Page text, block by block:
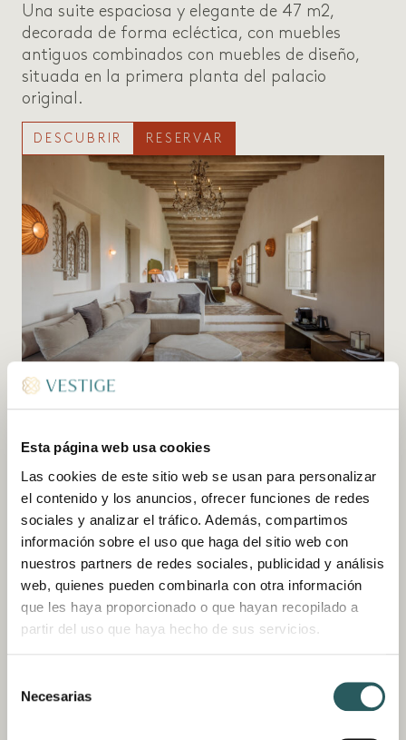
Esta página web usa cookies
Las cookies de este sitio web se usan para personalizar
el contenido y los anuncios, ofrecer funciones de redes
sociales y analizar el tráfico. Además, compartimos
información sobre el uso que haga del sitio web con
nuestros partners de redes sociales, publicidad y análisis
web, quienes pueden combinarla con otra información
que les haya proporcionado o que hayan recopilado a
partir del uso que haya hecho de sus servicios.
Necesarias
Una suite espaciosa y elegante de 47 m2,
decorada de forma ecléctica, con muebles
antiguos combinados con muebles de diseño,
situada en la primera planta del palacio
original.
DESCUBRIR RESERVAR
2 HUÉSPEDES | 118 M2
El marés (arenisca) original de Menorca y las
antiguas vigas de madera crean un ambiente
armonioso en esta gran suite de 118 m2, situada
en el edificio principal.
DESCUBRIR RESERVAR